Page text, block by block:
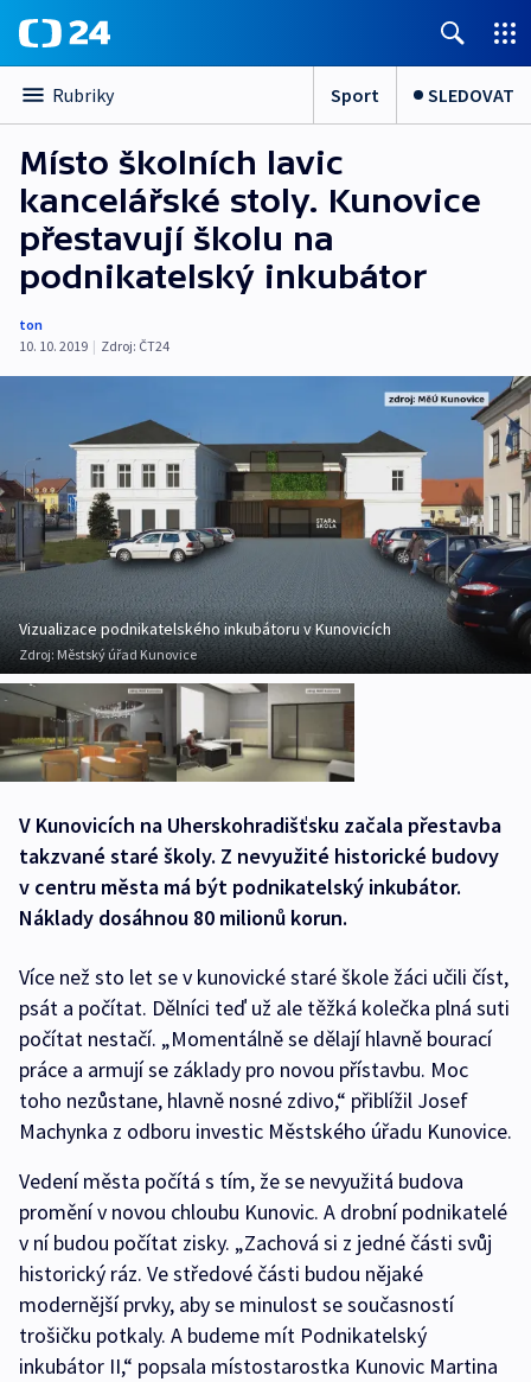
Rubriky Sport SLEDOVAT
Místo školních lavic
kancelářské stoly. Kunovice
přestavují školu na
podnikatelský inkubátor
ton
10. 10. 2019 | Zdroj: ČT24
Vizualizace podnikatelského inkubátoru v Kunovicích
Zdroj: Městský úřad Kunovice
V Kunovicích na Uherskohradišťsku začala přestavba
takzvané staré školy. Z nevyužité historické budovy
v centru města má být podnikatelský inkubátor.
Náklady dosáhnou 80 milionů korun.
Více než sto let se v kunovické staré škole žáci učili číst,
psát a počítat. Dělníci teď už ale těžká kolečka plná suti
počítat nestačí. „Momentálně se dělají hlavně bourací
práce a armují se základy pro novou přístavbu. Moc
toho nezůstane, hlavně nosné zdivo,“ přiblížil Josef
Machynka z odboru investic Městského úřadu Kunovice.
Vedení města počítá s tím, že se nevyužitá budova
promění v novou chloubu Kunovic. A drobní podnikatelé
v ní budou počítat zisky. „Zachová si z jedné části svůj
historický ráz. Ve středové části budou nějaké
modernější prvky, aby se minulost se současností
trošičku potkaly. A budeme mít Podnikatelský
inkubátor II,“ popsala místostarostka Kunovic Martina